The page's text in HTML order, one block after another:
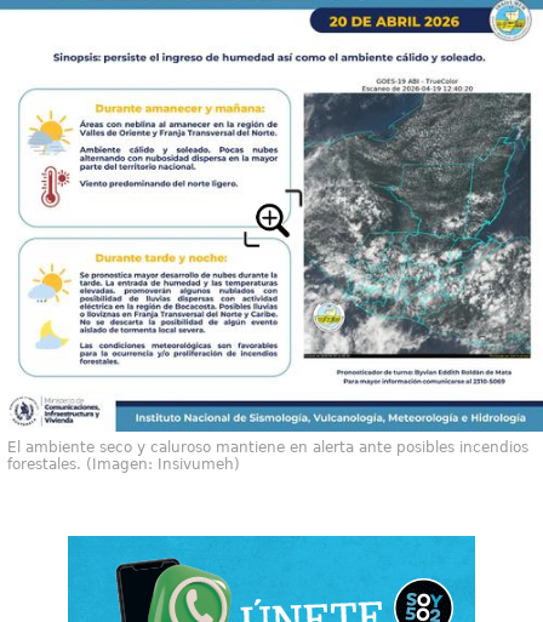
El ambiente seco y caluroso mantiene en alerta ante posibles incendios
forestales. (Imagen: Insivumeh)